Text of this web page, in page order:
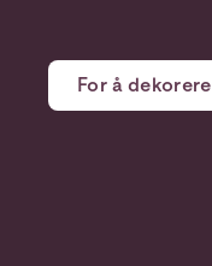
For å dekorere